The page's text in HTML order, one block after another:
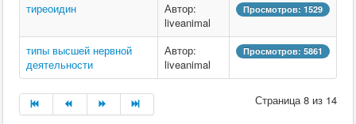
тиреоидин
Автор:
liveanimal
Просмотров: 1529
типы высшей нервной
деятельности
Автор:
liveanimal
Просмотров: 5861
Страница 8 из 14